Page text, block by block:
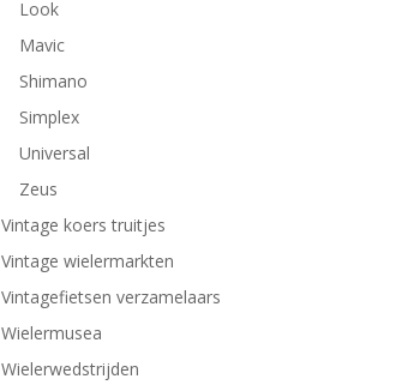
Look
Mavic
Shimano
Simplex
Universal
Zeus
Vintage koers truitjes
Vintage wielermarkten
Vintagefietsen verzamelaars
Wielermusea
Wielerwedstrijden